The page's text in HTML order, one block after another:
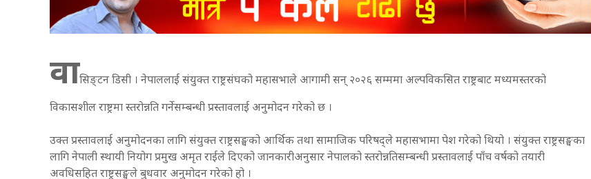
वासिङ्टन डिसी । नेपाललाई संयुक्त राष्ट्रसंघको महासभाले आगामी सन् २०२६ सम्ममा अल्पविकसित राष्ट्रबाट मध्यमस्तरको
विकासशील राष्ट्रमा स्तरोन्नति गर्नेसम्बन्धी प्रस्तावलाई अनुमोदन गरेको छ ।
उक्त प्रस्तावलाई अनुमोदनका लागि संयुक्त राष्ट्रसङ्घको आर्थिक तथा सामाजिक परिषद्ले महासभामा पेश गरेको थियो । संयुक्त राष्ट्रसङ्घका
लागि नेपाली स्थायी नियोग प्रमुख अमृत राईले दिएको जानकारीअनुसार नेपालको स्तरोन्नतिसम्बन्धी प्रस्तावलाई पाँच वर्षको तयारी
अवधिसहित राष्ट्रसङ्घले बुधवार अनुमोदन गरेको हो ।